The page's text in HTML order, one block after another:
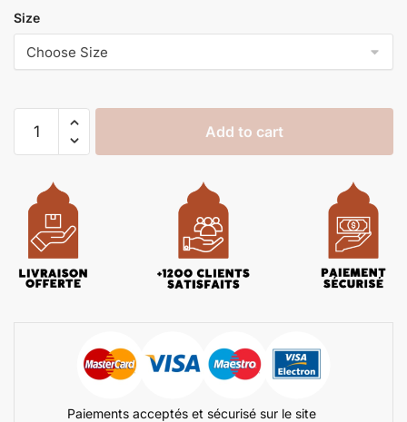
Size
Add to cart
Paiements acceptés et sécurisé sur le site